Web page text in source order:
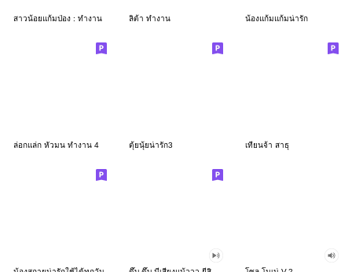
สาวน้อยแก้มป่อง : ทำงาน ลิต้า ทำงาน น้องแก้มแก้มน่ารัก
ล่อกแล่ก หัวมน ทำงาน 4 ตุ้ยนุ้ยน่ารัก3 เทียนจ้า สาธุ